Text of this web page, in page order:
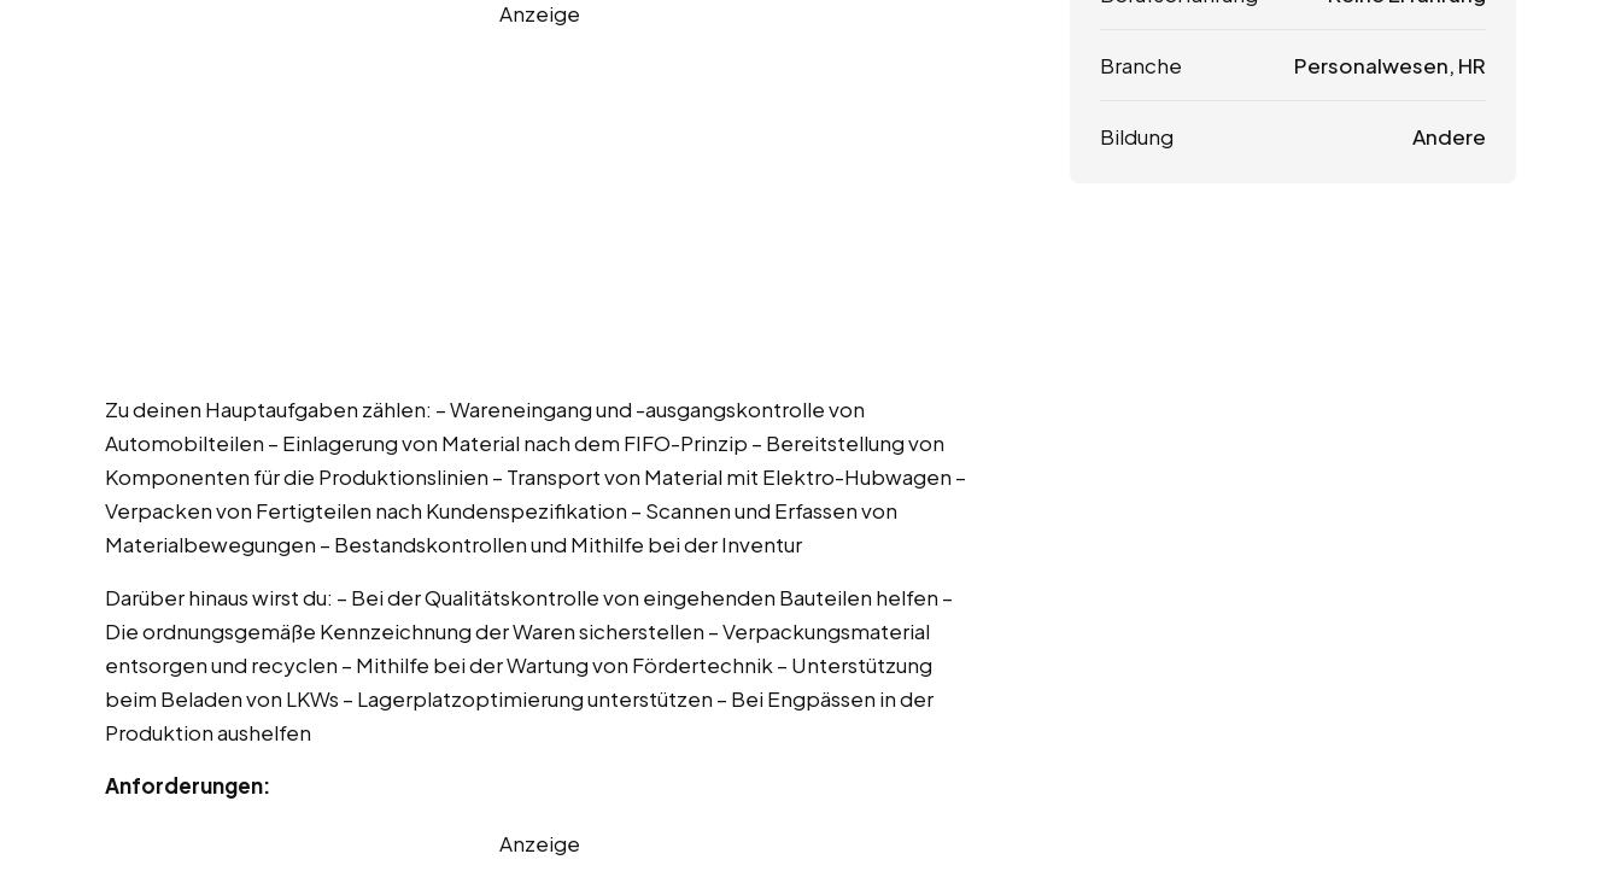
Anzeige
Zu deinen Hauptaufgaben zählen: – Wareneingang und -ausgangskontrolle von
Automobilteilen – Einlagerung von Material nach dem FIFO-Prinzip – Bereitstellung von
Komponenten für die Produktionslinien – Transport von Material mit Elektro-Hubwagen –
Verpacken von Fertigteilen nach Kundenspezifikation – Scannen und Erfassen von
Materialbewegungen – Bestandskontrollen und Mithilfe bei der Inventur
Darüber hinaus wirst du: – Bei der Qualitätskontrolle von eingehenden Bauteilen helfen –
Die ordnungsgemäße Kennzeichnung der Waren sicherstellen – Verpackungsmaterial
entsorgen und recyclen – Mithilfe bei der Wartung von Fördertechnik – Unterstützung
beim Beladen von LKWs – Lagerplatzoptimierung unterstützen – Bei Engpässen in der
Produktion aushelfen
Anforderungen:
Anzeige
Branche Personalwesen, HR
Bildung Andere